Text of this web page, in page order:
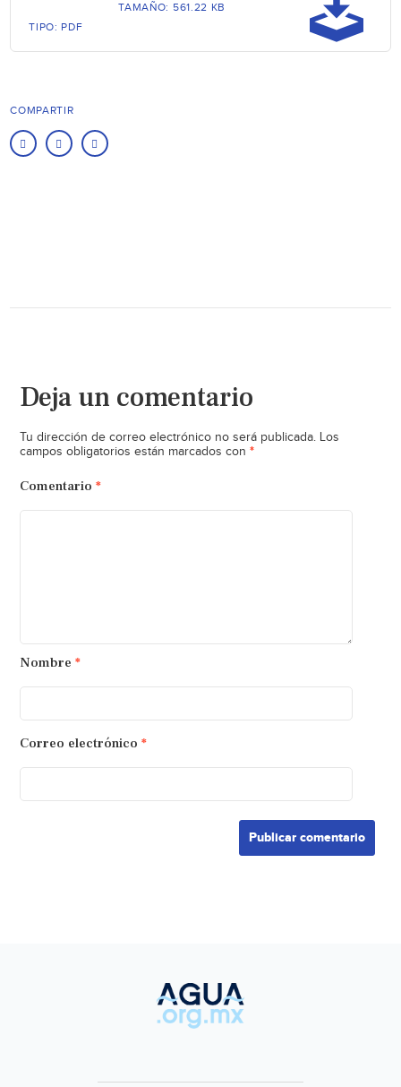
TAMAÑO: 561.22 KB
TIPO: PDF
COMPARTIR
Deja un comentario
Tu dirección de correo electrónico no será publicada. Los
campos obligatorios están marcados con *
Comentario *
Nombre *
Correo electrónico *